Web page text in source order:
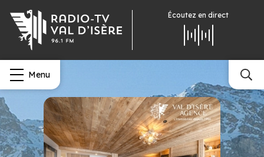
Écoutez en direct
Menu